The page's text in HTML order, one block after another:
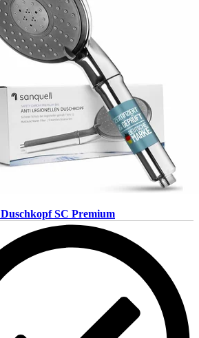
Duschkopf SC Premium